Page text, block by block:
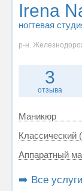
Irena
ногтевая
р-н.
3
отзыва
Маникюр
Классический
Аппаратный
➡️ Все